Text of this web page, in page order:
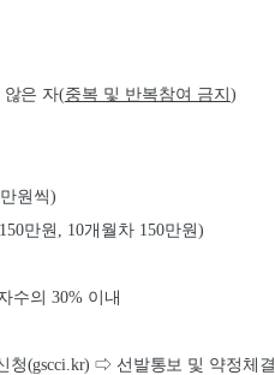
않은 자(중복 및 반복참여 금지 )
만원씩)
150만원 , 10개월차 150만원)
수의 30% 이내
청(gscci.kr)⇨ 선발통보 및 약정체결